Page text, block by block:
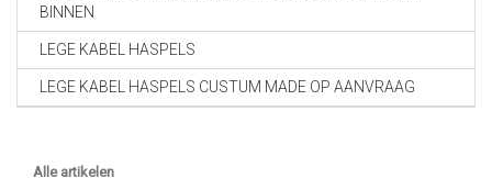
BINNEN
LEGE KABEL HASPELS
LEGE KABEL HASPELS CUSTUM MADE OP AANVRAAG
Alle artikelen